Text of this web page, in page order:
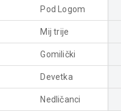
Pod Logom
Mij trije
Gomilički
Devetka
Nedličanci